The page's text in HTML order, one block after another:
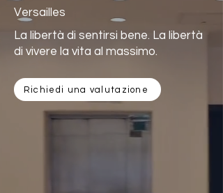
Versailles
La libertà di sentirsi bene. La libertà
di vivere la vita al massimo.
Richiedi una valutazione